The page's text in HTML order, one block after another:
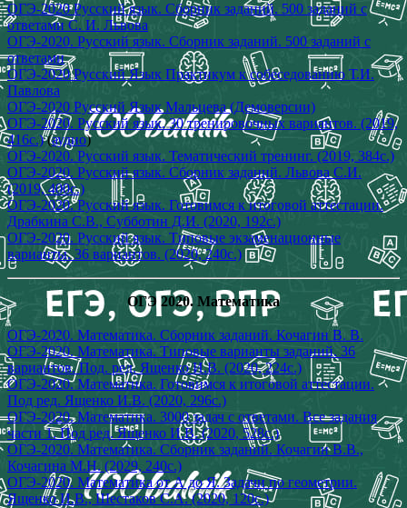
ОГЭ-2020 Русский язык. Сборник заданий. 500 заданий с
ответами С. И. Львова
ОГЭ-2020. Русский язык. Сборник заданий. 500 заданий с
ответами
ОГЭ-2020 Русский Язык Практикум к собеседованию Т.И.
Павлова
ОГЭ-2020 Русский Язык Мальцева (Демоверсии)
ОГЭ-2020. Русский язык. 30 тренировочных вариантов. (2019,
416с.)(аудио)
ОГЭ-2020. Русский язык. Тематический тренинг. (2019, 384с.)
ОГЭ-2020. Русский язык. Сборник заданий. Львова С.И.
(2019, 400с.)
ОГЭ-2020. Русский язык. Готовимся к итоговой аттестации.
Драбкина С.В., Субботин Д.И. (2020, 192с.)
ОГЭ-2020. Русский язык. Типовые экзаменационные
варианты. 36 вариантов. (2020, 240с.)
ОГЭ 2020. Математика
ОГЭ-2020. Математика. Сборник заданий. Кочагин В. В.
ОГЭ-2020. Математика. Типовые варианты заданий. 36
вариантов. Под. ред. Ященко И.В. (2020, 224с.)
ОГЭ-2020. Математика. Готовимся к итоговой аттестации.
Под ред. Ященко И.В. (2020, 296с.)
ОГЭ-2020. Математика. 3000 задач с ответами. Все задания
части 1. Под ред. Ященко И.В. (2020, 528с.)
ОГЭ-2020. Математика. Сборник заданий. Кочагин В.В.,
Кочагина М.Н. (2029, 240с.)
ОГЭ-2020. Математика от А до Я. Задачи по геометрии.
Ященко И.В., Шестаков С.А. (2020, 120с.)